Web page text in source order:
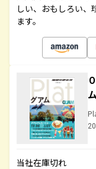
しい、おもしろい、
ます。
ム
当社在庫切れ